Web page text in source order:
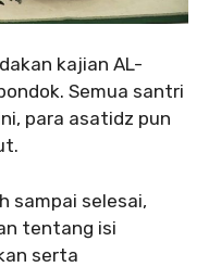
kajian AL-
Semua santri
para asatidz pun
sampai selesai,
tentang isi
serta